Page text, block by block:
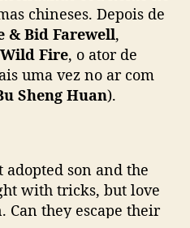
L
a
o
e
o
e
m
chineses. Depois de
& Bid Farewell,
Wild Fire, o ator de
uma vez no ar com
Sheng Huan).
son and the
with tricks, but love
they escape their